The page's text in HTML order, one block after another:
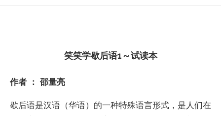
笑笑学歇后语1～试读本
作者 ： 邵量亮
歇后语是汉语（华语）的一种特殊语言形式，是人们在